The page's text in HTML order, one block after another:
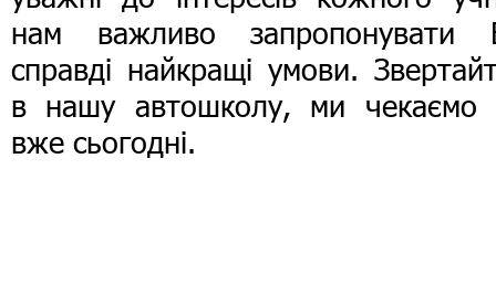
нам важливо запропонувати
справді найкращі умови.
в нашу автошколу, ми чекаємо
вже сьогодні.